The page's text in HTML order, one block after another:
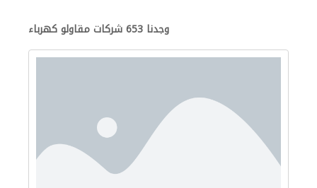
وجدنا 653 شركات مقاولو كهرباء